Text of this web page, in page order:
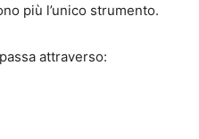
più l’unico strumento.
attraverso: